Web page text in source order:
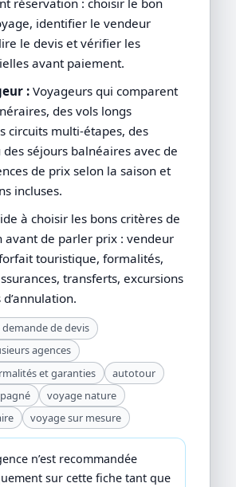
identifier le vendeur
le devis et vérifier les
avant paiement.
:Voyageurs qui comparent
des vols longs
circuits multi-étapes, des
séjours balnéaires avec de
de prix selon la saison et
incluses.
à choisir les bons critères de
avant de parler prix : vendeur
touristique, formalités,
transferts, excursions
de devis
agences
et garanties
autotour
voyage nature
voyage sur mesure
n’est recommandée
sur cette fiche tant que